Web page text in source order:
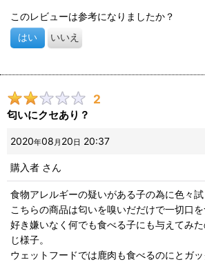
このレビューは参考になりましたか？
はい いいえ
2
匂いにクセあり？
2020年08 月 20 日 20:37
購入者 さん
食物アレルギーの疑いがある子の為に色々試
こちらの商品は匂いを嗅いだだけで一切口を
好き嫌いなく何でも食べる子にも与えてみ
じ様子。
ウェットフードでは鹿肉も食べるのにとガ